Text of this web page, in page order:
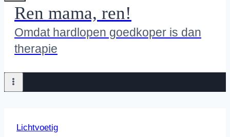
Ren mama, ren!
Omdat hardlopen goedkoper is dan
therapie
Lichtvoetig